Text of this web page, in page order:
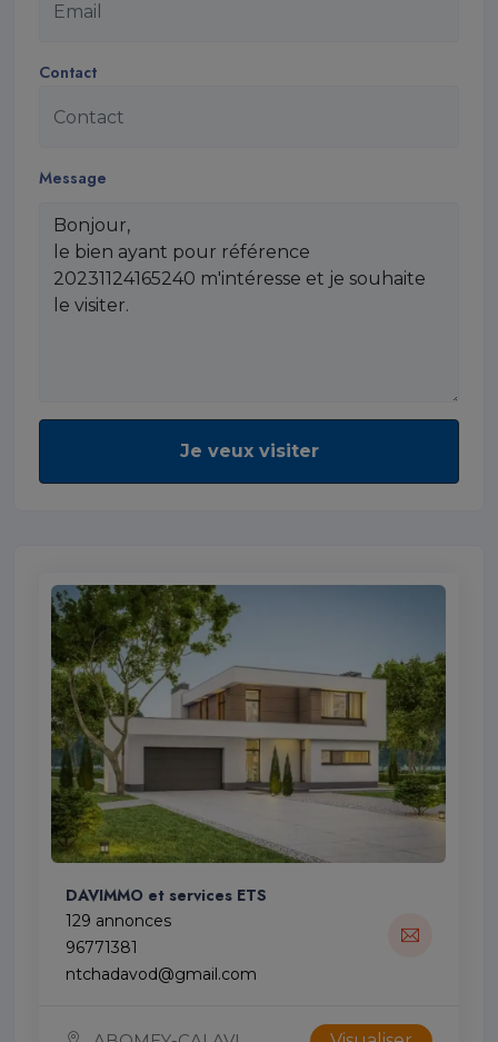
Contact
Message
Je veux visiter
DAVIMMO et services ETS
129 annonces
96771381
ntchadavod@gmail.com